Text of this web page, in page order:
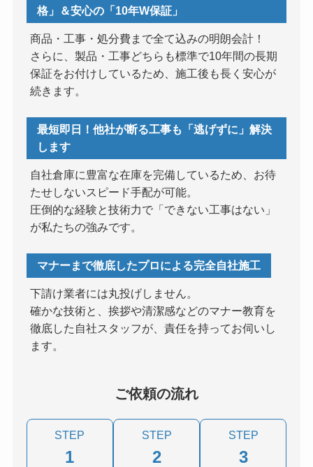
格」＆安心の「10年W保証」
商品・工事・処分費まで全て込みの明朗会計！
さらに、製品・工事どちらも標準で10年間の長期
保証をお付けしているため、施工後も長く安心が
続きます。
最短即日！他社が断る工事も「逃げずに」解決
します
自社倉庫に豊富な在庫を完備しているため、お待
たせしないスピード手配が可能。
圧倒的な経験と技術力で「できない工事はない」
が私たちの強みです。
マナーまで徹底したプロによる完全自社施工
下請け業者には丸投げしません。
確かな技術と、挨拶や清潔感などのマナー教育を
徹底した自社スタッフが、責任を持ってお伺いし
ます。
ご依頼の流れ
STEP
1
STEP
2
STEP
3